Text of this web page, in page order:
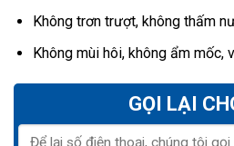
Không trơn trượt, không thấm
Không mùi hôi, không ẩm mốc,
GỌI LẠI